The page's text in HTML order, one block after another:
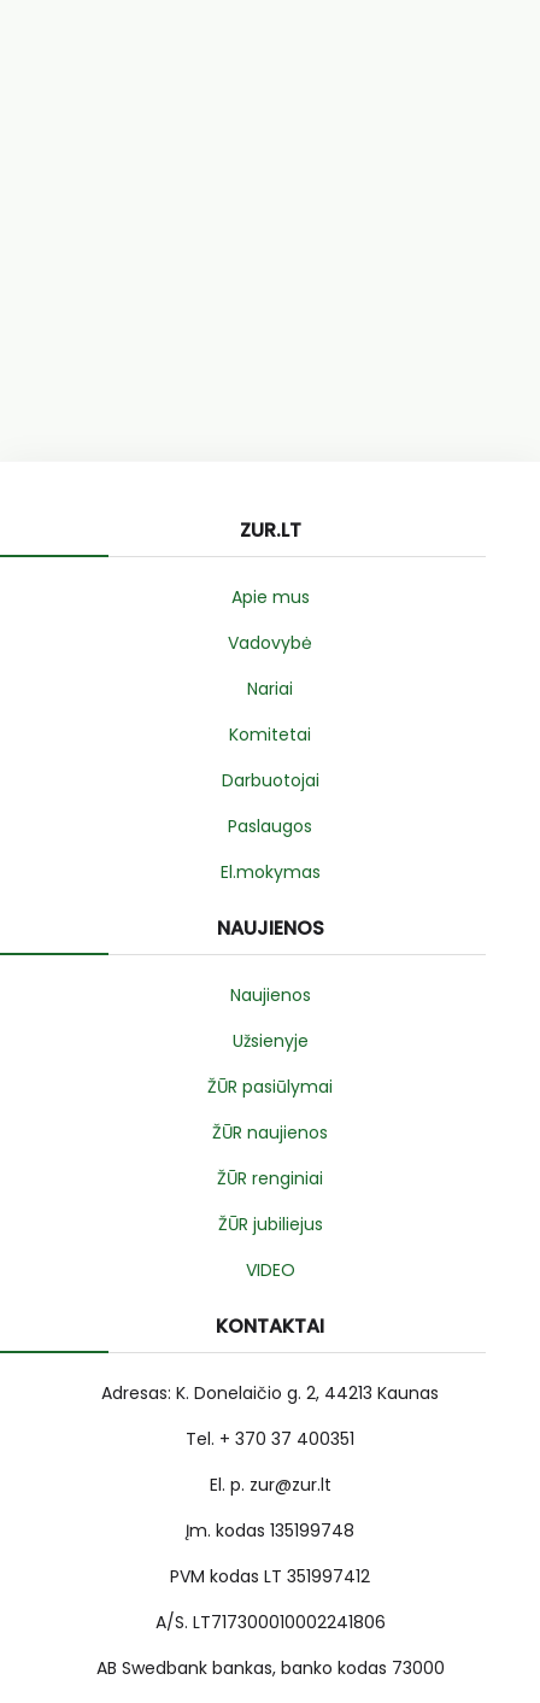
ZUR.LT
Apie mus
Vadovybė
Nariai
Komitetai
Darbuotojai
Paslaugos
El.mokymas
NAUJIENOS
Naujienos
Užsienyje
ŽŪR pasiūlymai
ŽŪR naujienos
ŽŪR renginiai
ŽŪR jubiliejus
VIDEO
KONTAKTAI
Adresas: K. Donelaičio g. 2, 44213 Kaunas
Tel. + 370 37 400351
El. p. zur@zur.lt
Įm. kodas 135199748
PVM kodas LT 351997412
A/S. LT717300010002241806
AB Swedbank bankas, banko kodas 73000